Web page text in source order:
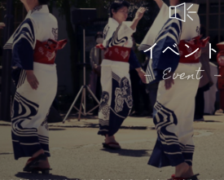
イベント
Event